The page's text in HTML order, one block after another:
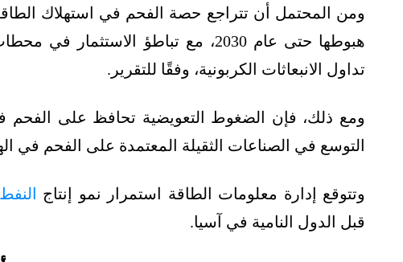
هبوطها حتى عام 2030، مع تباطؤ
تداول الانبعاثات الكربونية، وفقًا للتقرير.
التوسع في الصناعات الثقيلة المعتمدة على الفحم في
وتتوقع إدارة معلومات الطاقة استمرار نمو إنتاج النفط
قبل الدول النامية في آسيا.